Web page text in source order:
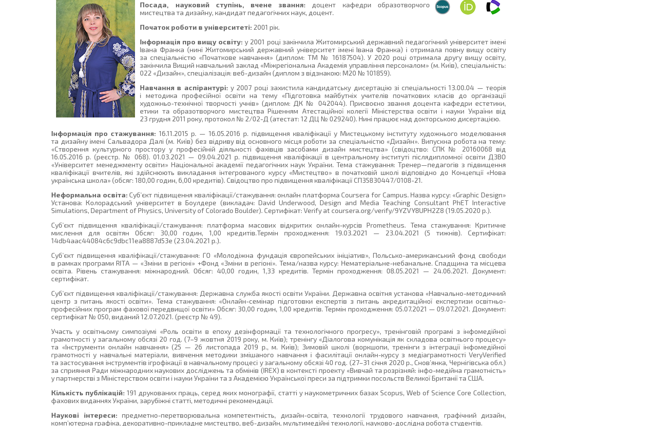
Посада, науковий ступінь, вчене звання: доцент кафедри образотворчого
мистецтва та дизайну, кандидат педагогічних наук, доцент.
Початок роботи в університеті: 2001 рік.
Інформація про вищу освіту: у 2001 році закінчила Житомирський державний педагогічний університет імені
Івана Франка (нині Житомирський державний університет імені Івана Франка) і отримала повну вищу освіту
за спеціальністю «Початкове навчання» (диплом: ТМ № 16187504). У 2020 році отримала другу вищу освіту,
закінчила Вищий навчальний заклад «Міжрегіональна Академія управління персоналом» (м. Київ), спеціальність:
022 «Дизайн», спеціалізація: веб-дизайн (диплом з відзнакою: М20 № 101859).
Навчання в аспірантурі: у 2007 році захистила кандидатську дисертацію зі спеціальності 13.00.04 — теорія
і методика професійної освіти на тему «Підготовка майбутніх учителів початкових класів до організації
художньо-технічної творчості учнів» (диплом: ДК № 042044). Присвоєно звання доцента кафедри естетики,
етики та образотворчого мистецтва Рішенням Атестаційної колегії Міністерства освіти і науки України від
23 грудня 2011 року, протокол № 2/02-Д (атестат: 12 ДЦ № 029240). Нині працює над докторською дисертацією.
Інформація про стажування: 16.11.2015 р. — 16.05.2016 р. підвищення кваліфікації у Мистецькому інституту художнього моделювання
та дизайну імені Сальвадора Далі (м. Київ) без відриву від основного місця роботи за спеціальністю «Дизайн». Випускна робота на тему:
«Створення культурного простору у професійній діяльності фахівців засобами дизайн мистецтва» (свідоцтво: СПК № 20160068 від
16.05.2016 р. (реєстр. № 068). 01.03.2021 — 09.04.2021 р. підвищення кваліфікації в центральному інституті післядипломної освіти ДЗВО
«Університет менеджменту освіти» Національної академії педагогічних наук України. Тема стажування: Тренер—педагогів з підвищення
кваліфікації вчителів, які здійснюють викладання інтегрованого курсу «Мистецтво» в початковій школі відповідно до Концепції «Нова
українська школа» (обсяг: 180,00 годин, 6,00 кредитів). Свідоцтво про підвищення кваліфікації СП35830447/0108-21.
Неформальна освіта: Суб’єкт підвищення кваліфікації/стажування: онлайн платформа Coursera for Campus. Назва курсу: «Graphic Design»
Установа: Колорадський університет в Боулдере (викладач: David Underwood, Design and Media Teaching Consultant PhET Interactive
Simulations, Department of Physics, University of Colorado Boulder). Сертифікат: Verify at coursera.org/verify/9YZVY8UPH2Z8 (19.05.2020 р.).
Суб’єкт підвищення кваліфікації/стажування: платформа масових відкритих онлайн-курсів Prometheus. Тема стажування: Критичне
мислення для освітян Обсяг: 30,00 годин, 1,00 кредитів.Термін проходження: 19.03.2021 — 23.04.2021 (5 тижнів). Сертифікат:
14db4aac44084c6c9dbc11ea8887d53e (23.04.2021 р.).
Суб’єкт підвищення кваліфікації/стажування: ГО «Молодіжна фундація європейських ініціатив», Польсько-американський фонд свободи
в рамках програми RITA — «Зміни в регіоні» +Фонд «Зміни в регіоні». Тема/назва курсу: Нематеріальне-небанальне. Спадщина та місцева
освіта. Рівень стажування: міжнародний. Обсяг: 40,00 годин, 1,33 кредитів. Термін проходження: 08.05.2021 — 24.06.2021. Документ:
сертифікат.
Суб’єкт підвищення кваліфікації/стажування: Державна служба якості освіти України. Державна освітня установа «Навчально-методичний
центр з питань якості освіти». Тема стажування: «Онлайн-семінар підготовки експертів з питань акредитаційної експертизи освітньо-
професійних програм фахової передвищої освіти» Обсяг: 30,00 годин, 1,00 кредитів. Термін проходження: 05.07.2021 — 09.07.2021. Документ:
сертифікат № 050, виданий 12.07.2021. (реєстр № 49).
Участь у освітньому симпозіумі «Роль освіти в епоху дезінформації та технологічного прогресу», тренінговій програмі з інфомедійної
грамотності у загальному обсязі 20 год. (7–9 жовтня 2019 року, м. Київ); тренінгу «Діалогова комунікація як складова освітнього процесу»
та «Інструменти онлайн навчання» (25 — 26 листопада 2019 р., м. Київ); Зимовій школі (воркшопи, тренінги з інтеграції інфомедійної
грамотності у навчальні матеріали, вивчення методики змішаного навчання і фасилітації онлайн-курсу з медіаграмотності VeryVerified
та застосування інструментів ігрофікації в навчальному процесі у загальному обсязі 40 год. (27–31 січня 2020 р., Снов’янка, Чернігівська обл.)
за сприяння Ради міжнародних наукових досліджень та обмінів (IREX) в контексті проекту «Вивчай та розрізняй: інфо-медійна грамотність»
у партнерстві з Міністерством освіти і науки України та з Академією Української преси за підтримки посольств Великої Британії та США.
Кількість публікацій: 191 друкованих праць, серед яких монографії, статті у наукометричних базах Scopus, Web of Science Core Collection,
фахових виданнях України, зарубіжні статті, методичні рекомендації.
Наукові інтереси: предметно-перетворювальна компетентність, дизайн-освіта, технології трудового навчання, графічний дизайн,
комп’ютерна графіка, декоративно-прикладне мистецтво, веб-дизайн, мультимедійні технології, науково-дослідна робота студентів.